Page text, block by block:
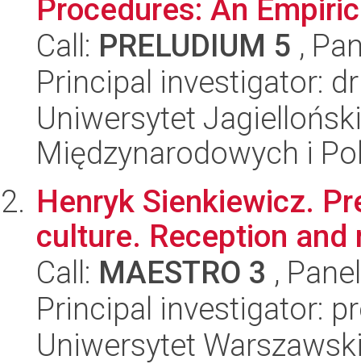
Procedures: An
Call: PRELUDIUM 5 ,
Principal investigator:
Uniwersytet
Międzynarodowych i
Henryk Sienkiewicz.
culture. Reception and
Call: MAESTRO 3 ,
Principal investigator:
Uniwersytet